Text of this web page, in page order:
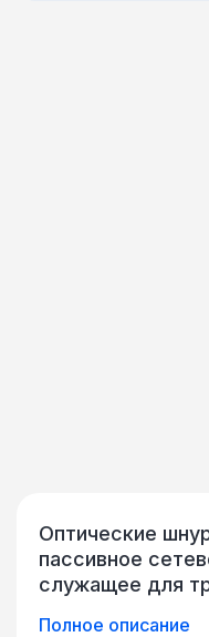
Оптические
пассивное
служащее для
Полное описание